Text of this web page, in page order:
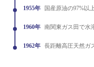
1955年 国産原油の97%以
1960年 南関東ガス田で水
1962年 長距離高圧天然ガ